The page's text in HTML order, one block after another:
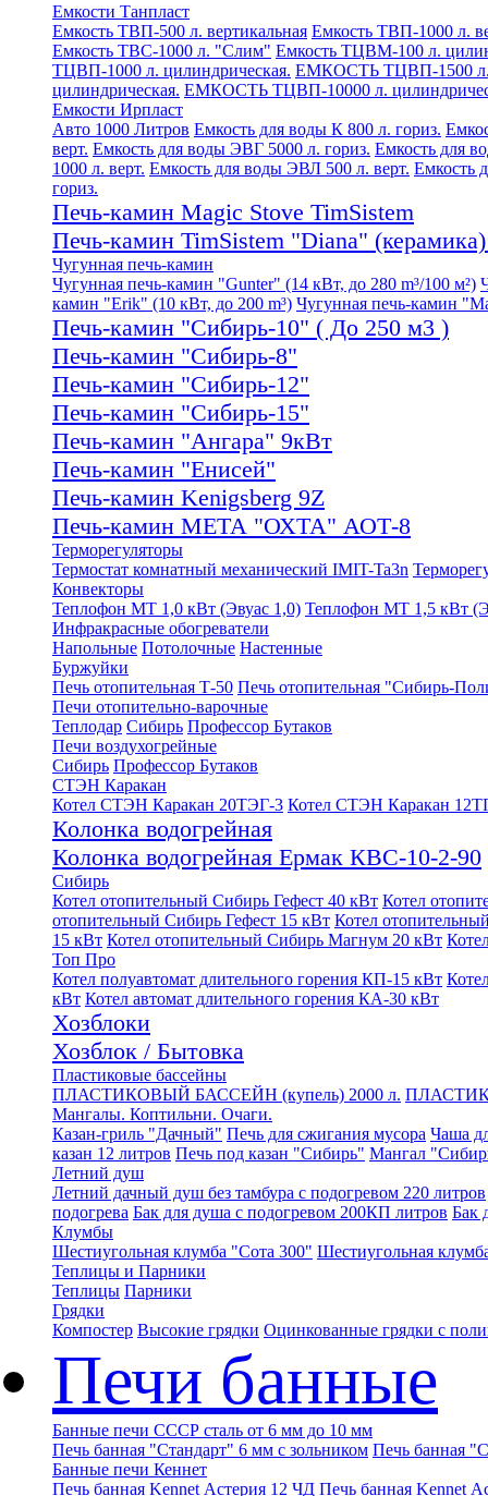
Емкости Танпласт
Емкость ТВП-500 л. вертикальная Емкость ТВП-1000 л.
Емкость ТВС-1000 л. "Слим" Емкость ТЦВМ-100 л.
ТЦВП-1000 л. цилиндрическая. ЕМКОСТЬ ТЦВП-1500 л.
цилиндрическая. ЕМКОСТЬ ТЦВП-10000 л.
Емкости Ирпласт
Авто 1000 Литров Емкость для воды К 800 л. гориз.
верт. Емкость для воды ЭВГ 5000 л. гориз. Емкость для
1000 л. верт. Емкость для воды ЭВЛ 500 л. верт. Емкость
гориз.
Печь-камин Magic Stove TimSistem
Печь-камин TimSistem "Diana"
Чугунная печь-камин
Чугунная печь-камин "Gunter" (14 кВт, до 280 m³/100 м²)
камин "Erik" (10 кВт, до 200 m³) Чугунная печь-камин
Печь-камин "Сибирь-10" ( До 250 м3 )
Печь-камин "Сибирь-8"
Печь-камин "Сибирь-12"
Печь-камин "Сибирь-15"
Печь-камин "Ангара" 9кВт
Печь-камин "Енисей"
Печь-камин Kenigsberg 9Z
Печь-камин МЕТА "ОХТА" АОТ-8
Терморегуляторы
Термостат комнатный механический IMIT-Ta3n
Конвекторы
Теплофон МТ 1,0 кВт (Эвуас 1,0) Теплофон МТ 1,5 кВт
Инфракрасные обогреватели
Напольные Потолочные Настенные
Буржуйки
Печь отопительная Т-50 Печь отопительная "Сибирь-
Печи отопительно-варочные
Теплодар Сибирь Профессор Бутаков
Печи воздухогрейные
Сибирь Профессор Бутаков
СТЭН Каракан
Котел СТЭН Каракан 20ТЭГ-3 Котел СТЭН Каракан
Колонка водогрейная
Колонка водогрейная Ермак КВС-10-2-90
Сибирь
Котел отопительный Сибирь Гефест 40 кВт Котел
отопительный Сибирь Гефест 15 кВт Котел
15 кВт Котел отопительный Сибирь Магнум 20 кВт
Топ Про
Котел полуавтомат длительного горения КП-15 кВт
кВт Котел автомат длительного горения КА-30 кВт
Хозблоки
Хозблок / Бытовка
Пластиковые бассейны
ПЛАСТИКОВЫЙ БАССЕЙН (купель) 2000 л.
Мангалы. Коптильни. Очаги.
Казан-гриль "Дачный" Печь для сжигания мусора Чаша
казан 12 литров Печь под казан "Сибирь" Мангал
Летний душ
Летний дачный душ без тамбура с подогревом 220 литров
подогрева Бак для душа с подогревом 200КП литров Бак
Клумбы
Шестиугольная клумба "Сота 300" Шестиугольная
Теплицы и Парники
Теплицы Парники
Грядки
Компостер Высокие грядки Оцинкованные грядки с
Печи банные
Банные печи СССР сталь от 6 мм до 10 мм
Печь банная "Стандарт" 6 мм с зольником Печь банная
Банные печи Кеннет
Печь банная Kennet Астерия 12 ЧД Печь банная Kennet